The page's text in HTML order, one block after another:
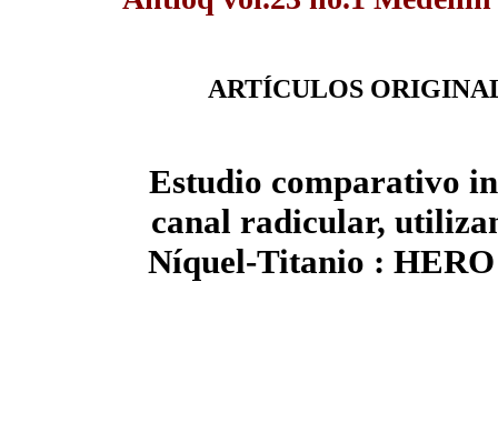
ARTÍCULOS
Estudio comparativo
canal radicular,
Níquel-Titanio :